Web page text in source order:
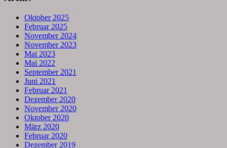
Oktober 2025
Februar 2025
November 2024
November 2023
Mai 2023
Mai 2022
September 2021
Juni 2021
Februar 2021
Dezember 2020
November 2020
Oktober 2020
März 2020
Februar 2020
Dezember 2019